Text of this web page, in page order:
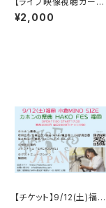
ド】10/11 HAKO FES
伊勢原 2025
¥2,000
【チケット】9/12(土)福岡